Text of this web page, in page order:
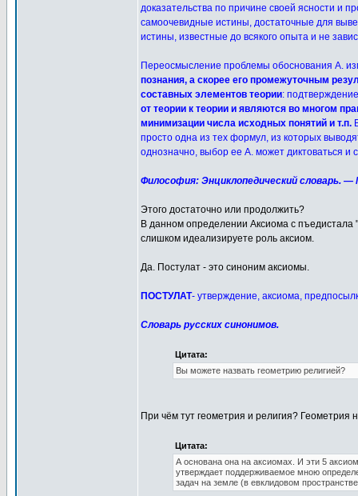
доказательства по причине своей ясности и
самоочевидные истины, достаточные для
истины, известные до всякого опыта и не
Переосмысление проблемы обоснования А.
познания, а скорее его промежуточным
составных элементов теории:
от теории к теории и являются во многом
минимизации числа исходных понятий и т.п.
просто одна из тех формул, из которых
однозначно, выбор ее А. может диктоваться
Философия: Энциклопедический словарь. —
Этого достаточно или продолжить?
В данном определении Аксиома с
слишком идеализируете роль аксиом.
Да. Постулат - это синоним аксиомы.
ПОСТУЛАТ- утверждение, аксиома,
Словарь русских синонимов.
Цитата:
Вы можете назвать геометрию религией?
При чём тут геометрия и религия?
Цитата:
А основана она на аксиомах. И эти 5
утверждает поддерживаемое мною
задач на земле (в евклидовом